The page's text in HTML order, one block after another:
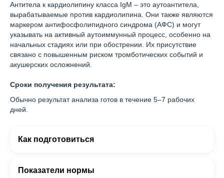
Антитела к кардиолипину класса IgM – это аутоантитела,
вырабатываемые против кардиолипина. Они также являются
маркером антифосфолипидного синдрома (АФС) и могут
указывать на активный аутоиммунный процесс, особенно на
начальных стадиях или при обострении. Их присутствие
связано с повышенным риском тромботических событий и
акушерских осложнений.
Сроки получения результата:
Обычно результат анализа готов в течение 5–7 рабочих
дней.
Как подготовиться
Показатели нормы